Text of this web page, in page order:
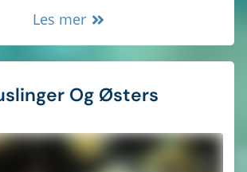
like store segmenter, som hver
Les mer
Og Østers